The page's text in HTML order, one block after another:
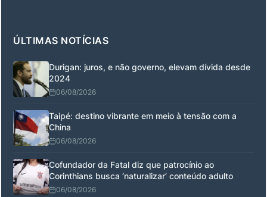
ÚLTIMAS NOTÍCIAS
Durigan: juros, e não governo, elevam dívida desde
2024
06/08/2026
Taipé: destino vibrante em meio à tensão com a
China
06/08/2026
Cofundador da Fatal diz que patrocínio ao
Corinthians busca ‘naturalizar’ conteúdo adulto
06/08/2026